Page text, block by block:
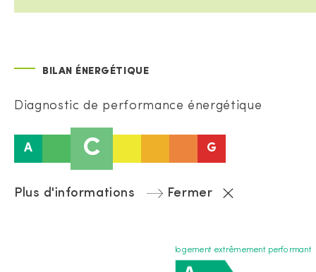
BILAN ÉNERGÉTIQUE
Diagnostic de performance énergétique
A C G
Plus d'informations Fermer
logement extrêmement performant